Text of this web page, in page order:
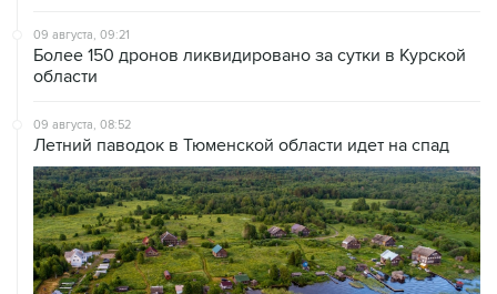
09 августа, 09:21
Более 150 дронов ликвидировано за сутки в Курской
области
09 августа, 08:52
Летний паводок в Тюменской области идет на спад